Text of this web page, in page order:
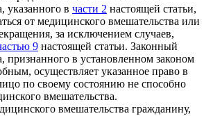
указанного в части 2 настоящей статьи,
от медицинского вмешательства или
за исключением случаев,
9 настоящей статьи. Законный
признанного в установленном законом
осуществляет указанное право в
по своему состоянию не способно
вмешательства.
вмешательства гражданину,